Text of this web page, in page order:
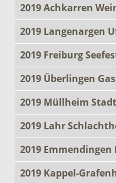
2019 Achkarren
2019 Langenargen
2019 Freiburg
2019 Überlingen
2019 Müllheim
2019 Lahr
2019 Emmendingen
2019 Kappel-